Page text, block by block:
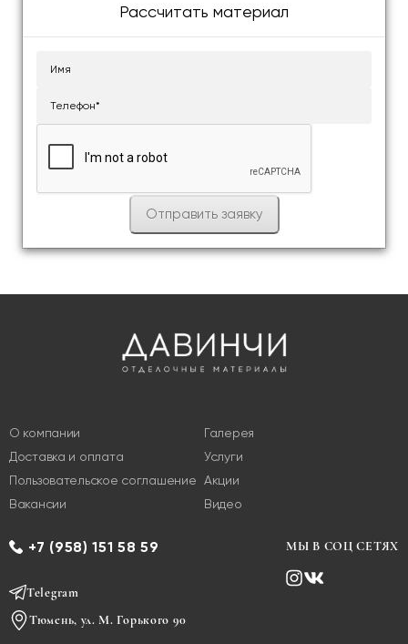
Рассчитать материал
О компании
Доставка и оплата
Пользовательское соглашение
Вакансии
Галерея
Услуги
Акции
Видео
+7 (958) 151 58 59
Telegram
Тюмень, ул. М. Горького 90
МЫ В СОЦ СЕТЯХ